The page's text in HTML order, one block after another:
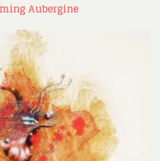
Aubergine